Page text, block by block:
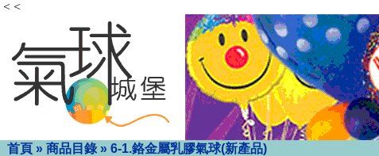
< <
首頁 » 商品目錄 » 6-1.鉻金屬乳膠氣球(新產品)